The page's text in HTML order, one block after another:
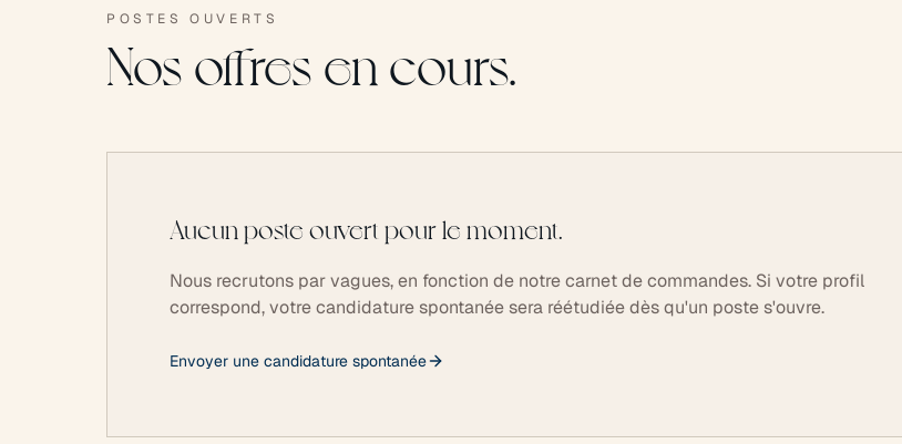
POSTES OUVERTS
Nos offres en cours.
Aucun poste ouvert pour le moment.
Nous recrutons par vagues, en fonction de notre carnet de commandes. Si votre profil
correspond, votre candidature spontanée sera réétudiée dès qu'un poste s'ouvre.
Envoyer une candidature spontanée